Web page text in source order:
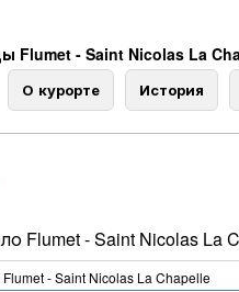
Flumet - Saint Nicolas La
О курорте История
Flumet - Saint Nicolas La
Flumet - Saint Nicolas La Chapelle